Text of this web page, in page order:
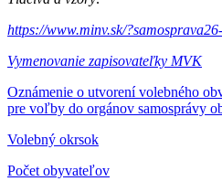
https://www.minv.sk/
Vymenovanie zapisovateľky MVK
Oznámenie o utvorení volebného
pre voľby do orgánov samosprávy
Volebný okrsok
Počet obyvateľov